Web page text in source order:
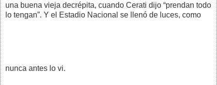
una buena vieja decrépita, cuando Cerati dijo “prendan todo
lo tengan”. Y el Estadio Nacional se llenó de luces, como
nunca antes lo vi.